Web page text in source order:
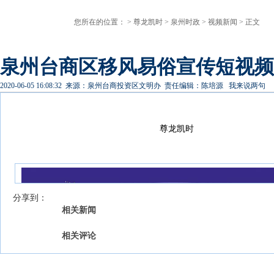
您所在的位置： > 尊龙凯时 > 泉州时政 > 视频新闻 > 正文
泉州台商区移风易俗宣传短视
2020-06-05 16:08:32 来源：泉州台商投资区文明办 责任编辑：陈培源 我来说两句
尊龙凯时
分享到：
相关新闻
相关评论